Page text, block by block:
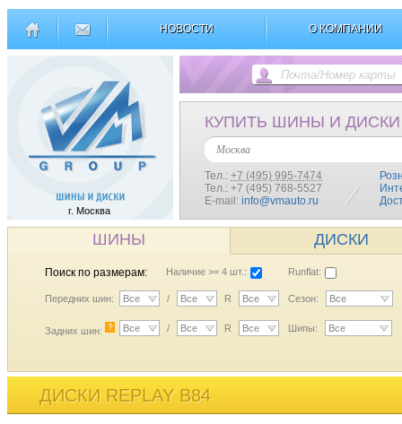
НОВОСТИ О КОМПАНИИ
г. Москва
КУПИТЬ ШИНЫ И ДИСКИ
Москва
Тел.: +7 (495) 995-7474
Тел.: +7 (495) 768-5527
E-mail: info@vmauto.ru
ШИНЫ ДИСКИ
Поиск по размерам: Наличие >= 4 шт.: Runflat:
Передних шин: Все / Все R Все Сезон: Все
Задних шин: ? Все / Все R Все Шипы: Все
ДИСКИ REPLAY B84